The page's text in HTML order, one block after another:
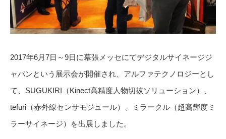
2017年6月7日～9日に幕張メッセにてデジタルサイネージジ
ャパンという展示会が開催され、アルファテクノロジーとし
て、SUGUKIRI（Kinect高精度人物切抜ソリューション）、
tefuri（赤外線センサモジュール）、ミラークル（超高輝度ミ
ラーサイネージ）を出展しました。